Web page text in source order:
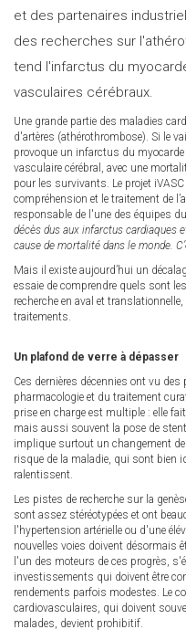
et des partenaires
des recherches sur
tend l'infarctus du
vasculaires cérébraux.
Une grande partie des maladies
d'artères (athérothrombose). Si le
provoque un infarctus du
vasculaire cérébral, avec une
pour les survivants. Le projet
compréhension et le traitement de
responsable de l'une des équipes
décès dus aux infarctus cardiaques
cause de mortalité dans le monde.
Mais il existe aujourd’hui un
essaie de comprendre quels sont
recherche en aval et
traitements.
Un plafond de verre à dépasser
Ces dernières décennies ont vu
pharmacologie et du traitement
prise en charge est multiple : elle
mais aussi souvent la pose de
implique surtout un changement
risque de la maladie, qui sont bien
ralentissent.
Les pistes de recherche sur la
sont assez stéréotypées et ont
l'hypertension artérielle ou d'une
nouvelles voies doivent désormais
l'un des moteurs de ces progrès,
investissements qui doivent être
rendements parfois modestes. Le
cardiovasculaires, qui doivent
malades, devient prohibitif.